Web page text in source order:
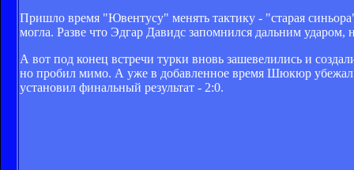
Пришло время "Ювентусу" менять тактику - "старая
могла. Разве что Эдгар Давидс запомнился дальним
А вот под конец встречи турки вновь зашевелились и
но пробил мимо. А уже в добавленное время Шюкюр
установил финальный результат - 2:0.